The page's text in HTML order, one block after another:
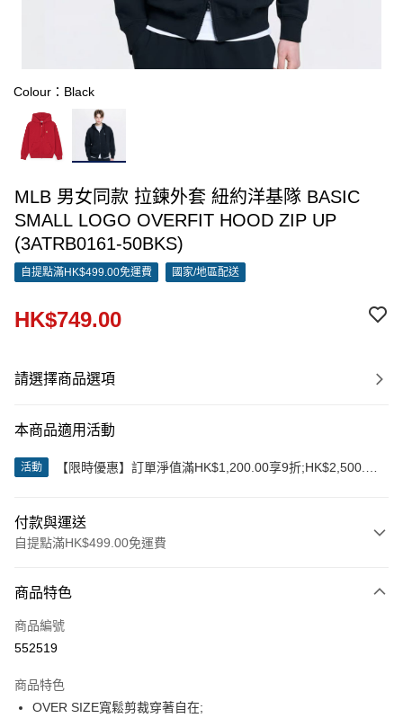
Colour：Black
MLB 男女同款 拉鍊外套 紐約洋基隊 BASIC
SMALL LOGO OVERFIT HOOD ZIP UP
(3ATRB0161-50BKS)
自提點滿HK$499.00免運費 國家/地區配送
HK$749.00
請選擇商品選項
本商品適用活動
活動
【限時優惠】訂單淨值滿HK$1,200.00享9折;HK$2,500.00
付款與運送
自提點滿HK$499.00免運費
信用卡
Apple Pay
AlipayHK
商品特色
商品編號
552519
商品特色
OVER SIZE寬鬆剪裁穿著自在;